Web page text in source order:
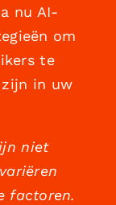
nu AI-
om
te
zijn in uw
niet
factoren.